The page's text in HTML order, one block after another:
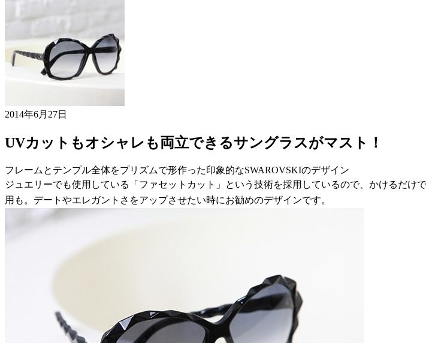
2014年6月27日
UVカットもオシャレも両立できるサングラスがマスト！
フレームとテンプル全体をプリズムで形作った印象的なSWAROVSKIのデザイン
ジュエリーでも使用している「ファセットカット」という技術を採用しているので、かけるだ
用も。デートやエレガントさをアップさせたい時にお勧めのデザインです。